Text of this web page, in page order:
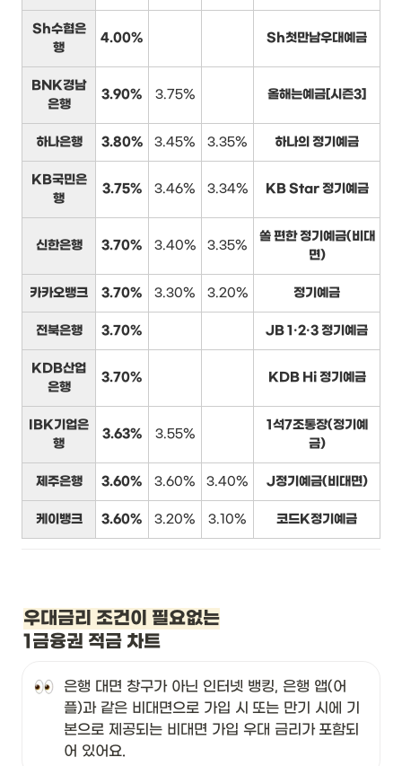
Sh수협은
행
4.00% Sh첫만남우대예금
BNK경남
은행
3.90% 3.75% 올해는예금[시즌3]
하나은행 3.80% 3.45% 3.35% 하나의 정기예금
KB국민은
행
3.75% 3.46% 3.34% KB Star 정기예금
신한은행 3.70% 3.40% 3.35%
쏠 편한 정기예금(비대
면)
카카오뱅크 3.70% 3.30% 3.20% 정기예금
전북은행 3.70% JB 1·2·3 정기예금
KDB산업
은행
3.70% KDB Hi 정기예금
IBK기업은
행
3.63% 3.55%
1석7조통장(정기예
금)
제주은행 3.60% 3.60% 3.40% J정기예금(비대면)
케이뱅크 3.60% 3.20% 3.10% 코드K정기예금
우대금리 조건이 필요없는
1금융권 적금 차트
은행 대면 창구가 아닌 인터넷 뱅킹, 은행 앱(어
플)과 같은 비대면으로 가입 시 또는 만기 시에 기
본으로 제공되는 비대면 가입 우대 금리가 포함되
어 있어요.